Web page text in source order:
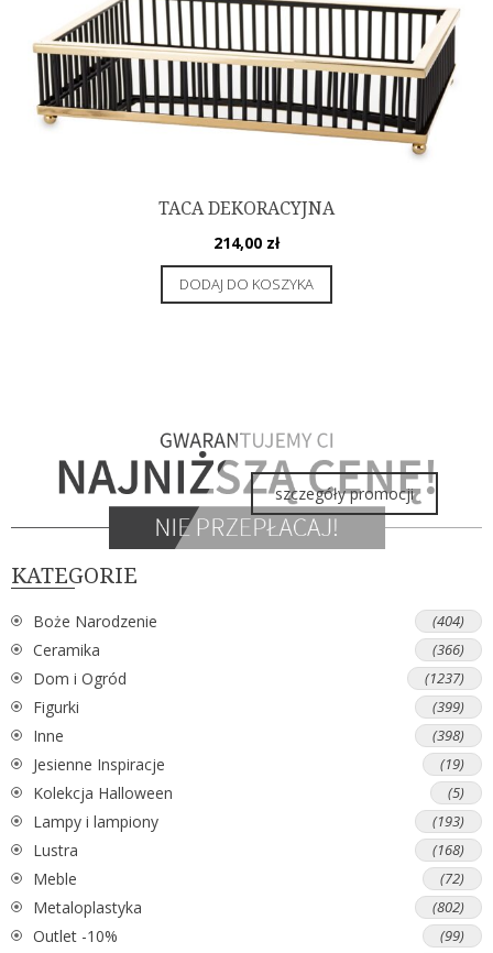
TACA DEKORACYJNA
214,00 zł
DODAJ DO KOSZYKA
szczegóły promocji
KATEGORIE
Boże Narodzenie (404)
Ceramika (366)
Dom i Ogród (1237)
Figurki (399)
Inne (398)
Jesienne Inspiracje (19)
Kolekcja Halloween (5)
Lampy i lampiony (193)
Lustra (168)
Meble (72)
Metaloplastyka (802)
Outlet -10% (99)